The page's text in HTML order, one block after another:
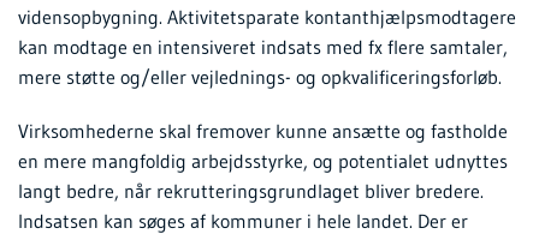
vidensopbygning. Aktivitetsparate kontanthjælpsmodtagere
kan modtage en intensiveret indsats med fx flere samtaler,
mere støtte og/eller vejlednings- og opkvalificeringsforløb.
Virksomhederne skal fremover kunne ansætte og fastholde
en mere mangfoldig arbejdsstyrke, og potentialet udnyttes
langt bedre, når rekrutteringsgrundlaget bliver bredere.
Indsatsen kan søges af kommuner i hele landet. Der er